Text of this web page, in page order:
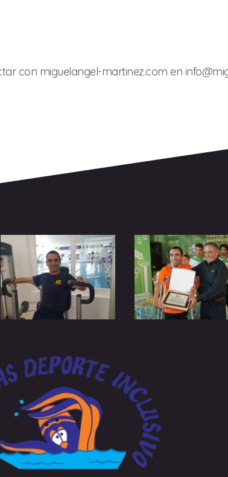
con miguelangel-martinez.com en